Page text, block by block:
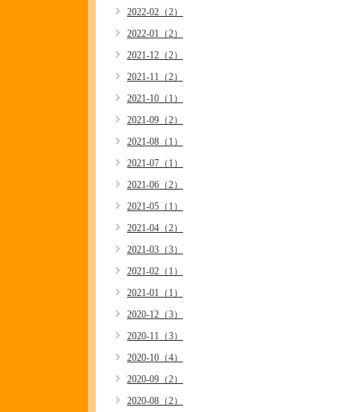
2022-02（2）
2022-01（2）
2021-12（2）
2021-11（2）
2021-10（1）
2021-09（2）
2021-08（1）
2021-07（1）
2021-06（2）
2021-05（1）
2021-04（2）
2021-03（3）
2021-02（1）
2021-01（1）
2020-12（3）
2020-11（3）
2020-10（4）
2020-09（2）
2020-08（2）